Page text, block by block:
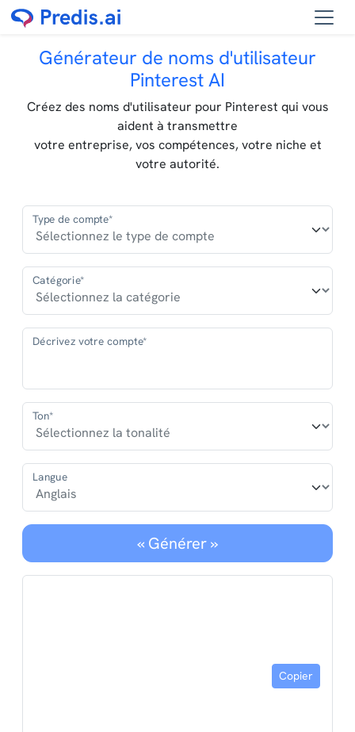
Générateur de noms d'utilisateur
Pinterest AI
Créez des noms d'utilisateur pour Pinterest qui vous
aident à transmettre
votre entreprise, vos compétences, votre niche et
votre autorité.
Type de compte*
Catégorie*
Décrivez votre compte*
Ton*
Langue
« Générer »
Copier